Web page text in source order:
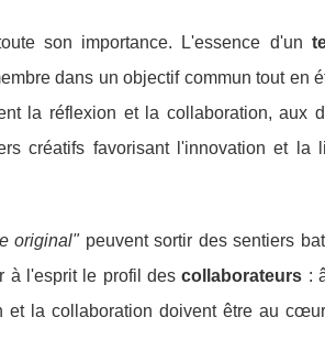
son importance. L'essence d'un
dans un objectif commun tout en
la réflexion et la collaboration, aux
créatifs favorisant l'innovation et la
original"peuvent sortir des sentiers
à l'esprit le profil descollaborateurs :
et la collaboration doivent être au